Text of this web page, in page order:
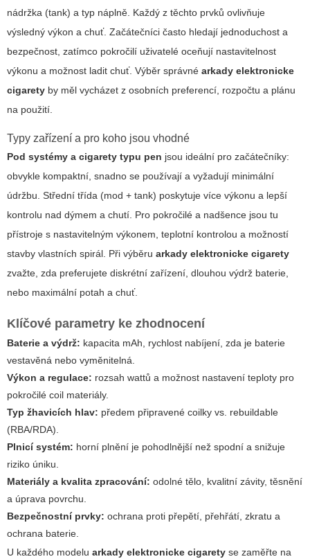
nádržka (tank) a typ náplně. Každý z těchto prvků ovlivňuje
výsledný výkon a chuť. Začátečníci často hledají jednoduchost a
bezpečnost, zatímco pokročilí uživatelé oceňují nastavitelnost
výkonu a možnost ladit chuť. Výběr správné arkady elektronicke
cigarety by měl vycházet z osobních preferencí, rozpočtu a plánu
na použití.
Typy zařízení a pro koho jsou vhodné
Pod systémy a cigarety typu pen jsou ideální pro začátečníky:
obvykle kompaktní, snadno se používají a vyžadují minimální
údržbu. Střední třída (mod + tank) poskytuje více výkonu a lepší
kontrolu nad dýmem a chutí. Pro pokročilé a nadšence jsou tu
přístroje s nastavitelným výkonem, teplotní kontrolou a možností
stavby vlastních spirál. Při výběru arkady elektronicke cigarety
zvažte, zda preferujete diskrétní zařízení, dlouhou výdrž baterie,
nebo maximální potah a chuť.
Klíčové parametry ke zhodnocení
Baterie a výdrž: kapacita mAh, rychlost nabíjení, zda je baterie
vestavěná nebo vyměnitelná.
Výkon a regulace: rozsah wattů a možnost nastavení teploty pro
pokročilé coil materiály.
Typ žhavicích hlav: předem připravené coilky vs. rebuildable
(RBA/RDA).
Plnicí systém: horní plnění je pohodlnější než spodní a snižuje
riziko úniku.
Materiály a kvalita zpracování: odolné tělo, kvalitní závity, těsnění
a úprava povrchu.
Bezpečnostní prvky: ochrana proti přepětí, přehřátí, zkratu a
ochrana baterie.
U každého modelu arkady elektronicke cigarety se zaměřte na